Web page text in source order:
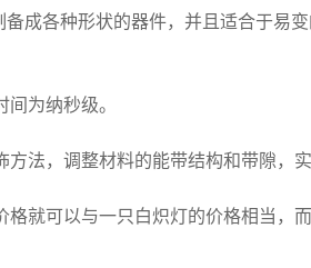
成各种形状的器件，并且适合于易
为纳秒级。
法，调整材料的能带结构和带隙，
就可以与一只白炽灯的价格相当，